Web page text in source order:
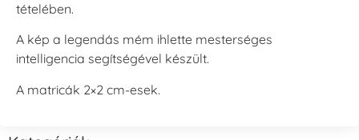
tételében.
A kép a legendás mém ihlette mesterséges
intelligencia segítségével készült.
A matricák 2×2 cm-esek.